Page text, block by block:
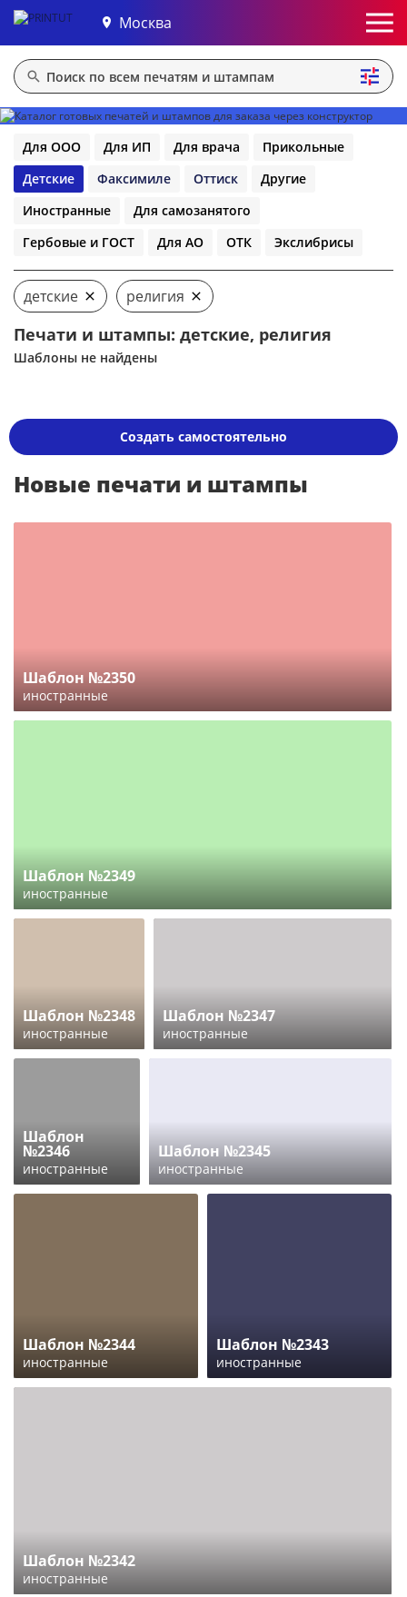
Москва
Для ООО Для ИП Для врача
Прикольные
Детские
Факсимиле Оттиск
Другие
Иностранные
Для самозанятого
Гербовые и ГОСТ
Для АО ОТК Экслибрисы
детские религия
Печати и штампы: детские, религия
Шаблоны не найдены
Создать самостоятельно
Новые печати и штампы
Шаблон №2350
иностранные
Шаблон №2349
иностранные
Шаблон №2348
иностранные
Шаблон №2347
иностранные
Шаблон
№2346
иностранные
Шаблон №2345
иностранные
Шаблон №2344
иностранные
Шаблон №2343
иностранные
Шаблон №2342
иностранные